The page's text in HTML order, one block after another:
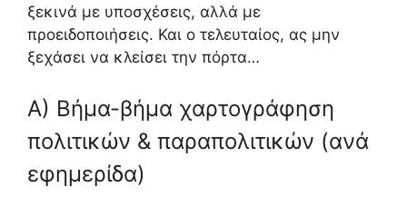
ξεκινά με υποσχέσεις, αλλά με
προειδοποιήσεις. Και ο τελευταίος, ας μην
ξεχάσει να κλείσει την πόρτα…
Α) Βήμα-βήμα χαρτογράφηση
πολιτικών & παραπολιτικών (ανά
εφημερίδα)